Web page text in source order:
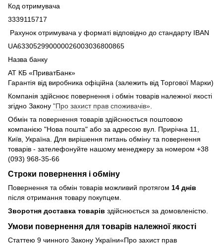
Код отримувача
3339115717
Рахунок отримувача у форматі відповідно до стандарту IBAN
UA633052990000026003036800865
Назва банку
АТ КБ «ПриватБанк»
Гарантія від виробника офіційна (залежить від Торгової Марки)
Компанія здійснює повернення і обмін товарів належної якості
згідно Закону "Про захист прав споживачів»
Обмін та повернення товарів здійснюється поштовою
компанією "Нова пошта" або за адресою вул. Прирічна 11,
Київ, Україна. Для вирішення питань обміну та повернення
товарів - зателефонуйте нашому менеджеру за номером +38
(093) 968-35-66
Строки повернення і обміну
Повернення та обмін товарів можливий протягом 14 днів
після отримання товару покупцем.
Зворотня доставка товарів здійснюється за домовленістю.
Умови повернення для товарів належної якості
Статтею 9 чинного Закону України«Про захист прав